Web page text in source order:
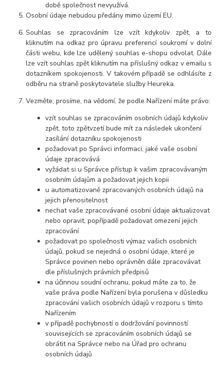
době společnost nevyužívá.
Osobní údaje nebudou předány mimo území EU.
Souhlas se zpracováním lze vzít kdykoliv zpět, a to
kliknutím na odkaz pro úpravu preferencí soukromí v dolní
části webu, kde lze udělený souhlas e-shopu odvolat. Dále
lze vzít souhlas zpět kliknutím na příslušný odkaz v emailu s
dotazníkem spokojenosti. V takovém případě se odhlásíte z
odběru na straně poskytovatele služby Heureka.
Vezměte, prosíme, na vědomí, že podle Nařízení máte právo:
vzít souhlas se zpracováním osobních údajů kdykoliv
zpět, toto zpětvzetí bude mít za následek ukončení
zasílání dotazníku spokojenosti
požadovat po Správci informaci, jaké vaše osobní
údaje zpracovává
vyžádat si u Správce přístup k vašim zpracovávaným
osobním údajům a požadovat jejich kopii
u automatizovaně zpracovaných osobních údajů na
jejich přenositelnost
nechat vaše zpracovávané osobní údaje aktualizovat
nebo opravit, popřípadě požadovat omezení jejich
zpracování
požadovat po společnosti výmaz vašich osobních
údajů, pokud se nejedná o osobní údaje, které je
Správce povinen nebo oprávněn dále zpracovávat
dle příslušných právních předpisů
na účinnou soudní ochranu, pokud máte za to, že
vaše práva podle Nařízení byla porušena v důsledku
zpracování vašich osobních údajů v rozporu s tímto
Nařízením
v případě pochybností o dodržování povinností
souvisejících se zpracováním osobních údajů se
obrátit na Správce nebo na Úřad pro ochranu
osobních údajů